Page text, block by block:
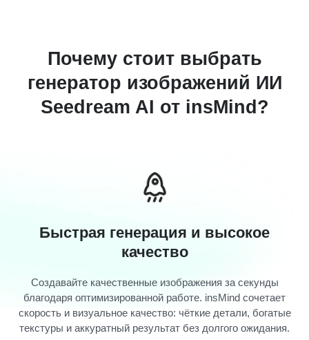
Почему стоит выбрать
генератор изображений ИИ
Seedream AI от insMind?
Быстрая генерация и высокое
качество
Создавайте качественные изображения за секунды
благодаря оптимизированной работе. insMind сочетает
скорость и визуальное качество: чёткие детали, богатые
текстуры и аккуратный результат без долгого ожидания.